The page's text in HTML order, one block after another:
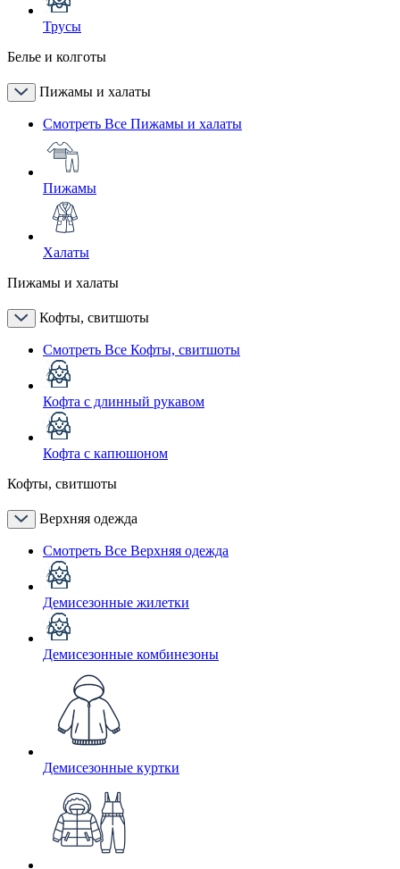
Трусы
Белье и колготы
Пижамы и халаты
Смотреть Все Пижамы и халаты
Пижамы
Халаты
Пижамы и халаты
Кофты, свитшоты
Смотреть Все Кофты, свитшоты
Кофта с длинный рукавом
Кофта с капюшоном
Кофты, свитшоты
Верхняя одежда
Смотреть Все Верхняя одежда
Демисезонные жилетки
Демисезонные комбинезоны
Демисезонные куртки